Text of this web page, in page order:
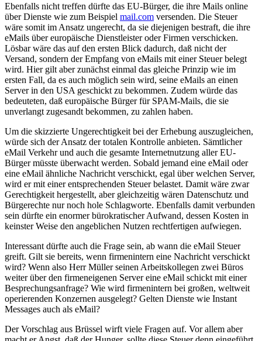
Ebenfalls nicht treffen dürfte das EU-Bürger, die ihre Mails online
über Dienste wie zum Beispiel mail.com versenden. Die Steuer
wäre somit im Ansatz ungerecht, da sie diejenigen bestraft, die ihre
eMails über europäische Dienstleister oder Firmen verschicken.
Lösbar wäre das auf den ersten Blick dadurch, daß nicht der
Versand, sondern der Empfang von eMails mit einer Steuer belegt
wird. Hier gilt aber zunächst einmal das gleiche Prinzip wie im
ersten Fall, da es auch möglich sein wird, seine eMails an einen
Server in den USA geschickt zu bekommen. Zudem würde das
bedeuteten, daß europäische Bürger für SPAM-Mails, die sie
unverlangt zugesandt bekommen, zu zahlen haben.
Um die skizzierte Ungerechtigkeit bei der Erhebung auszugleichen,
würde sich der Ansatz der totalen Kontrolle anbieten. Sämtlicher
eMail Verkehr und auch die gesamte Internetnutzung aller EU-
Bürger müsste überwacht werden. Sobald jemand eine eMail oder
eine eMail ähnliche Nachricht verschickt, egal über welchen Server,
wird er mit einer entsprechenden Steuer belastet. Damit wäre zwar
Gerechtigkeit hergestellt, aber gleichzeitig wären Datenschutz und
Bürgerechte nur noch hole Schlagworte. Ebenfalls damit verbunden
sein dürfte ein enormer bürokratischer Aufwand, dessen Kosten in
keinster Weise den angeblichen Nutzen rechtfertigen aufwiegen.
Interessant dürfte auch die Frage sein, ab wann die eMail Steuer
greift. Gilt sie bereits, wenn firmenintern eine Nachricht verschickt
wird? Wenn also Herr Müller seinen Arbeitskollegen zwei Büros
weiter über den firmeneigenen Server eine eMail schickt mit einer
Besprechungsanfrage? Wie wird firmenintern bei großen, weltweit
operierenden Konzernen ausgelegt? Gelten Dienste wie Instant
Messages auch als eMail?
Der Vorschlag aus Brüssel wirft viele Fragen auf. Vor allem aber